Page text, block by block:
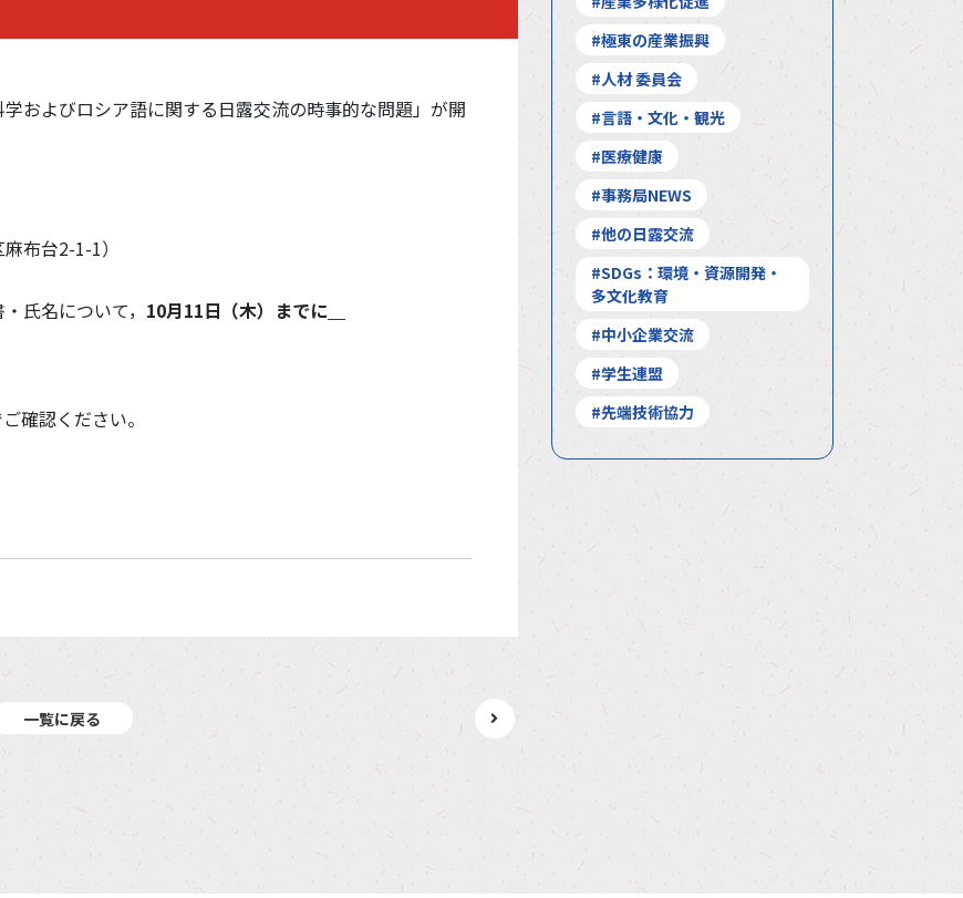
およびロシア語に関する日露交流の時事的な問題」が開
布台2-1-1）
氏名について， 10月11日（木）までに
確認ください。
一覧に戻る
#極東の産業振興
#人材 委員会
#言語・文化・観光
#医療健康
#事務局NEWS
#他の日露交流
#SDGs：環境・資源開発・
多文化教育
#中小企業交流
#学生連盟
#先端技術協力